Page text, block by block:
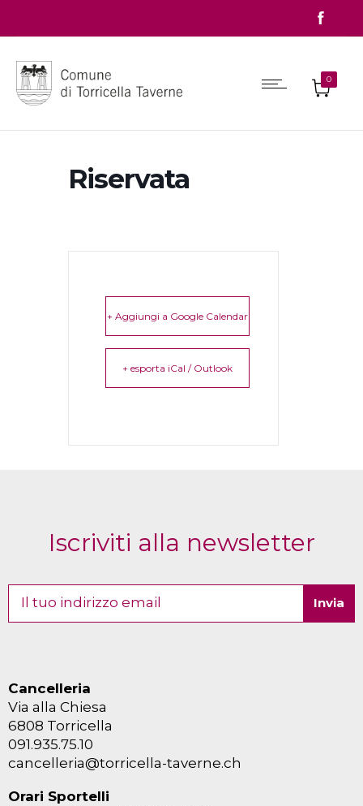
0
Riservata
+ Aggiungi a Google Calendar
+ esporta iCal / Outlook
Iscriviti alla newsletter
Cancelleria
Via alla Chiesa
6808 Torricella
091.935.75.10
cancelleria@torricella-taverne.ch
Orari Sportelli